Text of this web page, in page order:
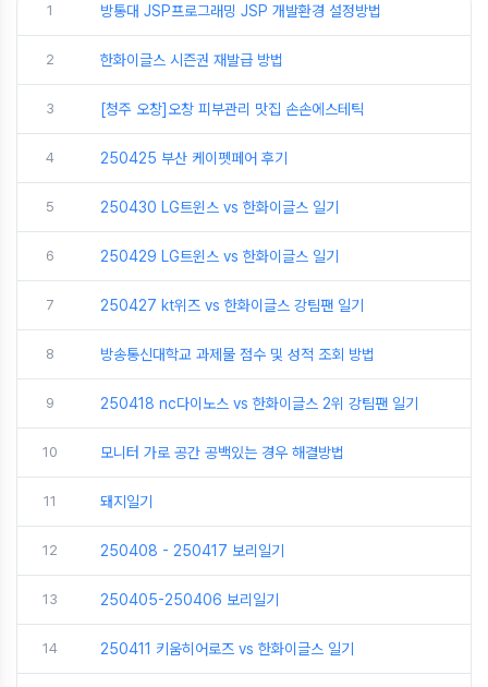
1 방통대 JSP프로그래밍 JSP 개발환경 설정방법
2 한화이글스 시즌권 재발급 방법
3 [청주 오창]오창 피부관리 맛집 손손에스테틱
4 250425 부산 케이펫페어 후기
5 250430 LG트윈스 vs 한화이글스 일기
6 250429 LG트윈스 vs 한화이글스 일기
7 250427 kt위즈 vs 한화이글스 강팀팬 일기
8 방송통신대학교 과제물 점수 및 성적 조회 방법
9 250418 nc다이노스 vs 한화이글스 2위 강팀팬 일기
10 모니터 가로 공간 공백있는 경우 해결방법
11 돼지일기
12 250408 - 250417 보리일기
13 250405-250406 보리일기
14 250411 키움히어로즈 vs 한화이글스 일기